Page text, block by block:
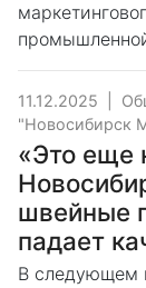
11.12.2025
"Новосибирск
«Это еще
швейные
падает
В следующем